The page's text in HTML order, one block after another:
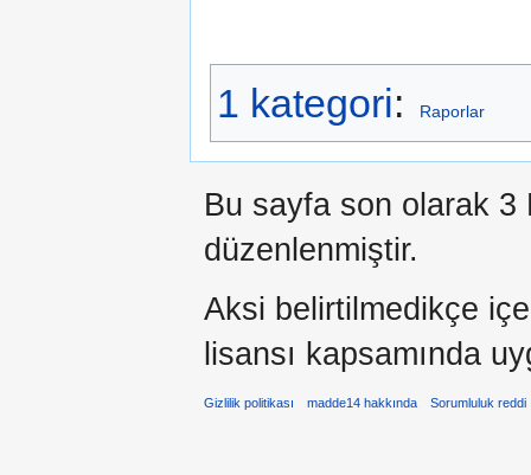
1 kategori: Raporlar
Bu sayfa son olarak
düzenlenmiştir.
Aksi belirtilmedikçe
lisansı kapsamında
Gizlilik politikası madde14 hakkında Sorumluluk reddi